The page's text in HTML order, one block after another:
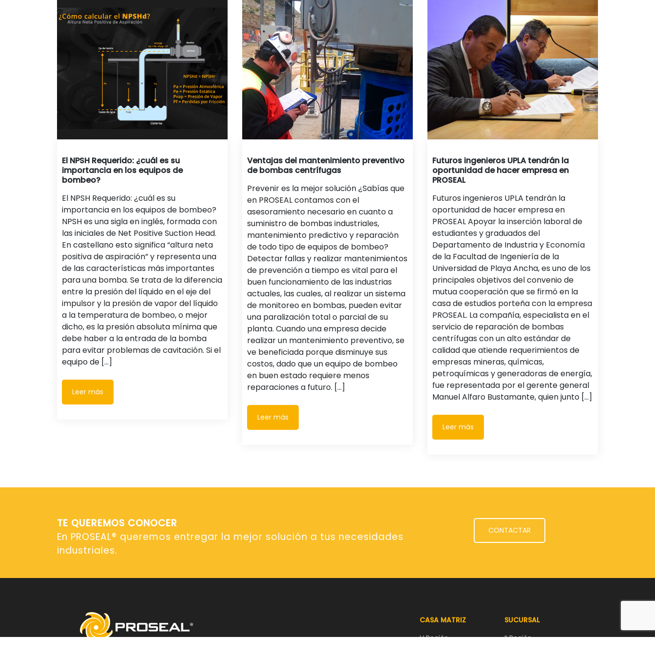
El NPSH Requerido: ¿cuál es su
importancia en los equipos de
bombeo?
El NPSH Requerido: ¿cuál es su
importancia en los equipos de bombeo?
NPSH es una sigla en inglés, formada con
las iniciales de Net Positive Suction Head.
En castellano esto significa “altura neta
positiva de aspiración” y representa una
de las características más importantes
para una bomba. Se trata de la diferencia
entre la presión del líquido en el eje del
impulsor y la presión de vapor del líquido
a la temperatura de bombeo, o mejor
dicho, es la presión absoluta mínima que
debe haber a la entrada de la bomba
para evitar problemas de cavitación. Si el
equipo de [...]
Leer más
Ventajas del mantenimiento preventivo
de bombas centrífugas
Prevenir es la mejor solución ¿Sabías que
en PROSEAL contamos con el
asesoramiento necesario en cuanto a
suministro de bombas industriales,
mantenimiento predictivo y reparación
de todo tipo de equipos de bombeo?
Detectar fallas y realizar mantenimientos
de prevención a tiempo es vital para el
buen funcionamiento de las industrias
actuales, las cuales, al realizar un sistema
de monitoreo en bombas, pueden evitar
una paralización total o parcial de su
planta. Cuando una empresa decide
realizar un mantenimiento preventivo, se
ve beneficiada porque disminuye sus
costos, dado que un equipo de bombeo
en buen estado requiere menos
reparaciones a futuro. [...]
Leer más
Futuros ingenieros UPLA tendrán la
oportunidad de hacer empresa en
PROSEAL
Futuros ingenieros UPLA tendrán la
oportunidad de hacer empresa en
PROSEAL Apoyar la inserción laboral de
estudiantes y graduados del
Departamento de Industria y Economía
de la Facultad de Ingeniería de la
Universidad de Playa Ancha, es uno de los
principales objetivos del convenio de
mutua cooperación que se firmó en la
casa de estudios porteña con la empresa
PROSEAL. La compañía, especialista en el
servicio de reparación de bombas
centrífugas con un alto estándar de
calidad que atiende requerimientos de
empresas mineras, químicas,
petroquímicas y generadoras de energía,
fue representada por el gerente general
Manuel Alfaro Bustamante, quien junto [...]
Leer más
TE QUEREMOS CONOCER
En PROSEAL® queremos entregar la mejor solución a tus necesidades
industriales.
CONTACTAR
SUCURSAL
II Región
CASA MATRIZ
V Región